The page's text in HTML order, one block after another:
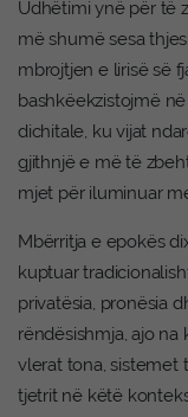
Udhëtimi ynë për të
më shumë sesa
mbrojtjen e lirisë së
bashkëekzistojmë
dichitale, ku vijat
gjithnjë e më të
mjet për iluminuar
Mbërritja e epokës
kuptuar
privatësia, pronësia
rëndësishmja, ajo na
vlerat tona, sistemet
tjetrit në këtë